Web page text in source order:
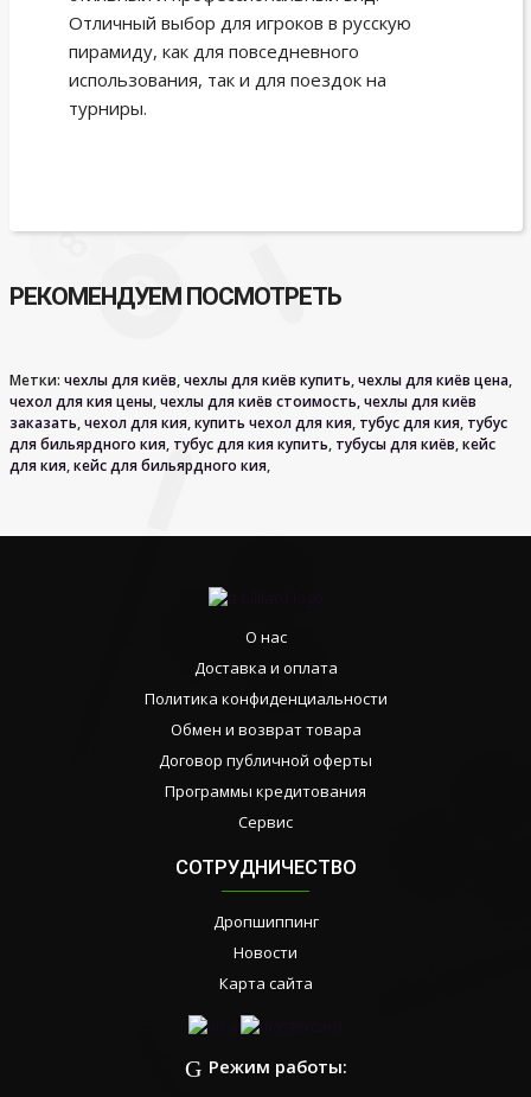
Отличный выбор для игроков в русскую
пирамиду, как для повседневного
использования, так и для поездок на
турниры.
РЕКОМЕНДУЕМ ПОСМОТРЕТЬ
Метки: чехлы для киёв,чехлы для киёв купить,чехлы для киёв цена,
чехол для кия цены,чехлы для киёв стоимость,чехлы для киёв
заказать,чехол для кия,купить чехол для кия, тубус для кия, тубус
для бильярдного кия, тубус для кия купить, тубусы для киёв,кейс
для кия,кейс для бильярдного кия,
О нас
Доставка и оплата
Политика конфиденциальности
Обмен и возврат товара
Договор публичной оферты
Программы кредитования
Сервис
СОТРУДНИЧЕСТВО
Дропшиппинг
Новости
Карта сайта
Режим работы: